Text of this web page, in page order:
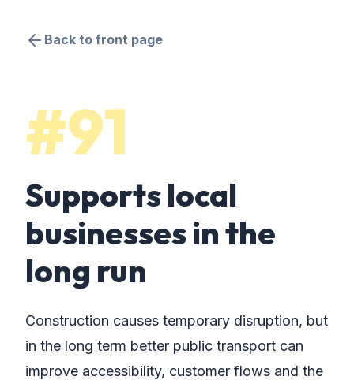
Back to front page
#91
Supports local
businesses in the
long run
Construction causes temporary disruption, but
in the long term better public transport can
improve accessibility, customer flows and the